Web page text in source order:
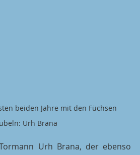
beiden Jahre mit den Füchsen
Urh Brana
Urh Brana, der ebenso